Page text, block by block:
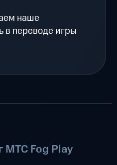
наше
в переводе игры
МТС Fog Play